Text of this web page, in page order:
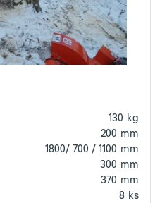
130 kg
200 mm
1800/ 700 / 1100 mm
300 mm
370 mm
8 ks